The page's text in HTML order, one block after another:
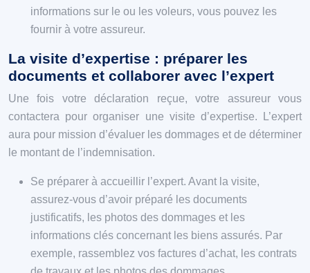
informations sur le ou les voleurs, vous pouvez les
fournir à votre assureur.
La visite d’expertise : préparer les
documents et collaborer avec l’expert
Une fois votre déclaration reçue, votre assureur vous
contactera pour organiser une visite d’expertise. L’expert
aura pour mission d’évaluer les dommages et de déterminer
le montant de l’indemnisation.
Se préparer à accueillir l’expert. Avant la visite,
assurez-vous d’avoir préparé les documents
justificatifs, les photos des dommages et les
informations clés concernant les biens assurés. Par
exemple, rassemblez vos factures d’achat, les contrats